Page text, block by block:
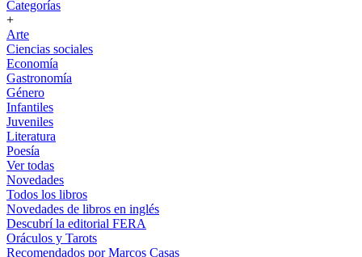
Categorías
+
Arte
Ciencias sociales
Economía
Gastronomía
Género
Infantiles
Juveniles
Literatura
Poesía
Ver todas
Novedades
Todos los libros
Novedades de libros en inglés
Descubrí la editorial FERA
Oráculos y Tarots
Recomendados por Marcos Casas